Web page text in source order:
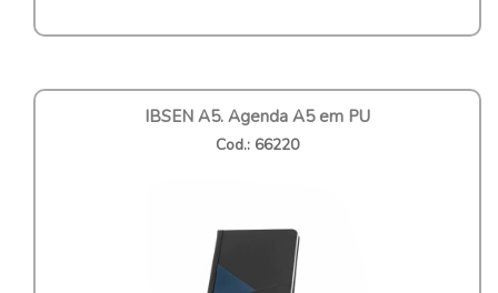
IBSEN A5. Agenda A5 em PU
Cod.: 66220